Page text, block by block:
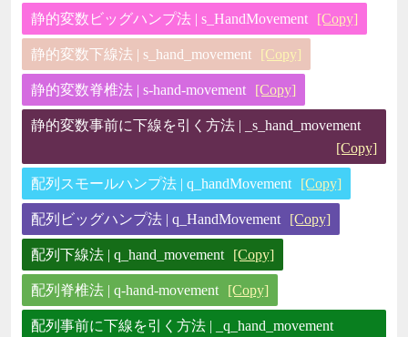
静的変数ビッグハンプ法 | s_HandMovement [Copy]
静的変数下線法 | s_hand_movement [Copy]
静的変数脊椎法 | s-hand-movement [Copy]
静的変数事前に下線を引く方法 | _s_hand_movement
[Copy]
配列スモールハンプ法 | q_handMovement [Copy]
配列ビッグハンプ法 | q_HandMovement [Copy]
配列下線法 | q_hand_movement [Copy]
配列脊椎法 | q-hand-movement [Copy]
配列事前に下線を引く方法 | _q_hand_movement